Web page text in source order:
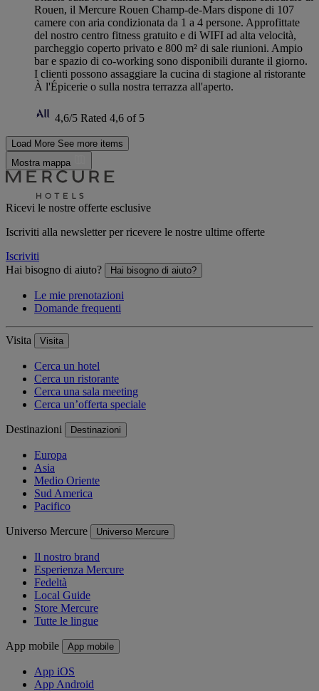
Rouen, il Mercure Rouen Champ-de-Mars dispone di 107
camere con aria condizionata da 1 a 4 persone. Approfittate
del nostro centro fitness gratuito e di WIFI ad alta velocità,
parcheggio coperto privato e 800 m² di sale riunioni. Ampio
bar e spazio di co-working sono disponibili durante il giorno.
I clienti possono assaggiare la cucina di stagione al ristorante
À l'Épicerie o sulla nostra terrazza all'aperto.
4,6/5 Rated 4,6 of 5
Load More See more items
Mostra mappa
Ricevi le nostre offerte esclusive
Iscriviti alla newsletter per ricevere le nostre ultime offerte
Iscriviti
Hai bisogno di aiuto?
Hai bisogno di aiuto?
Le mie prenotazioni
Domande frequenti
Visita Visita
Cerca un hotel
Cerca un ristorante
Cerca una sala meeting
Cerca un’offerta speciale
Destinazioni Destinazioni
Europa
Asia
Medio Oriente
Sud America
Pacifico
Universo Mercure Universo Mercure
Il nostro brand
Esperienza Mercure
Fedeltà
Local Guide
Store Mercure
Tutte le lingue
App mobile App mobile
App iOS
App Android